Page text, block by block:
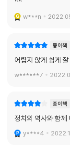
w***n
종이책
어렵지 않게 쉽게
w******7
종이책
정치의 역사와 함께
y****4